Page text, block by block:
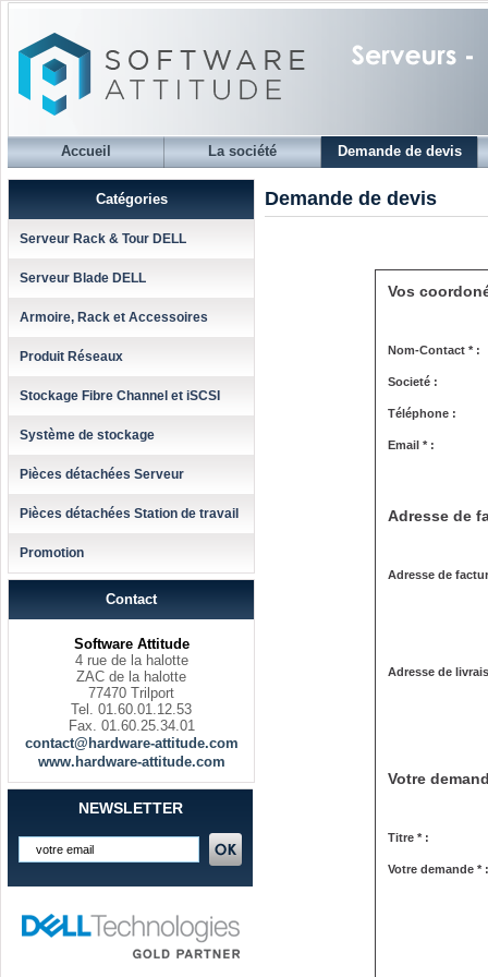
Accueil La société Demande de devis
Catégories
Serveur Rack & Tour DELL
Serveur Blade DELL
Armoire, Rack et Accessoires
Produit Réseaux
Stockage Fibre Channel et iSCSI
Système de stockage
Pièces détachées Serveur
Pièces détachées Station de travail
Promotion
Contact
Software Attitude
4 rue de la halotte
ZAC de la halotte
77470 Trilport
Tel. 01.60.01.12.53
Fax. 01.60.25.34.01
contact@hardware-attitude.com
www.hardware-attitude.com
NEWSLETTER
Demande de devis
Vos
Nom-Contact * :
Societé :
Téléphone :
Email * :
Adresse de
Adresse de
Adresse de
Votre
Titre * :
Votre demande * :